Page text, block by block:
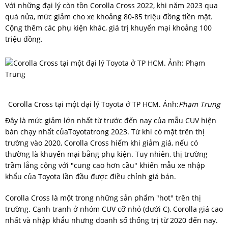
Với những đại lý còn tồn Corolla Cross 2022, khi năm 2023 qua
quá nửa, mức giảm cho xe khoảng 80-85 triệu đồng tiền mặt.
Cộng thêm các phụ kiện khác, giá trị khuyến mại khoảng 100
triệu đồng.
Corolla Cross tại một đại lý Toyota ở TP HCM. Ảnh:Phạm Trung
Đây là mức giảm lớn nhất từ trước đến nay của mẫu CUV hiện
bán chạy nhất củaToyotatrong 2023. Từ khi có mặt trên thị
trường vào 2020, Corolla Cross hiếm khi giảm giá, nếu có
thường là khuyến mại bằng phụ kiện. Tuy nhiên, thị trường
trầm lắng cộng với "cung cao hơn cầu" khiến mẫu xe nhập
khẩu của Toyota lần đầu được điều chỉnh giá bán.
Corolla Cross là một trong những sản phẩm "hot" trên thị
trường. Cạnh tranh ở nhóm CUV cỡ nhỏ (dưới C), Corolla giá cao
nhất và nhập khẩu nhưng doanh số thống trị từ 2020 đến nay.